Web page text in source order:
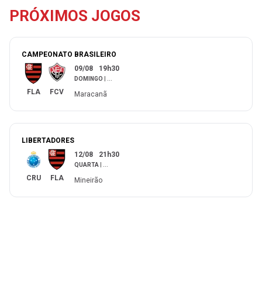
PRÓXIMOS JOGOS
CAMPEONATO BRASILEIRO
FLA FCV
09/08 19h30
DOMINGO
Maracanã
LIBERTADORES
CRU FLA
12/08 21h30
QUARTA
Mineirão